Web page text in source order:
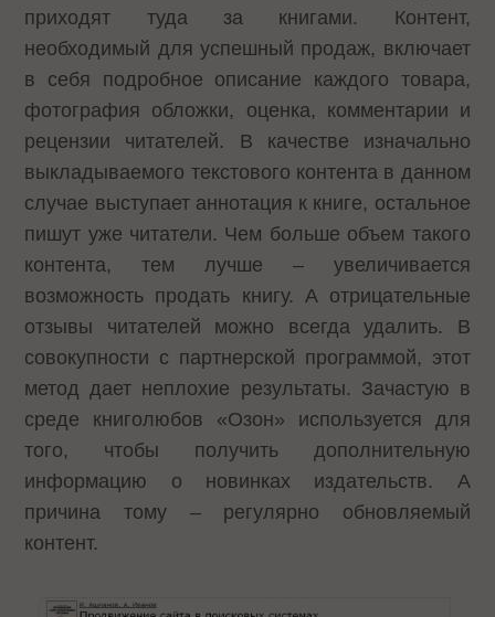
приходят туда за книгами. Контент,
необходимый для успешный продаж, включает
в себя подробное описание каждого товара,
фотография обложки, оценка, комментарии и
рецензии читателей. В качестве изначально
выкладываемого текстового контента в данном
случае выступает аннотация к книге, остальное
пишут уже читатели. Чем больше объем такого
контента, тем лучше – увеличивается
возможность продать книгу. А отрицательные
отзывы читателей можно всегда удалить. В
совокупности с партнерской программой, этот
метод дает неплохие результаты. Зачастую в
среде книголюбов «Озон» используется для
того, чтобы получить дополнительную
информацию о новинках издательств. А
причина тому – регулярно обновляемый
контент.